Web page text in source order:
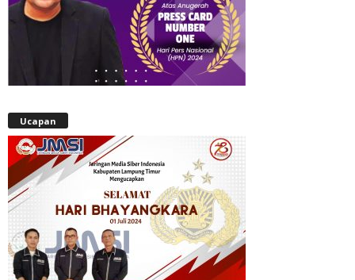
Ucapan